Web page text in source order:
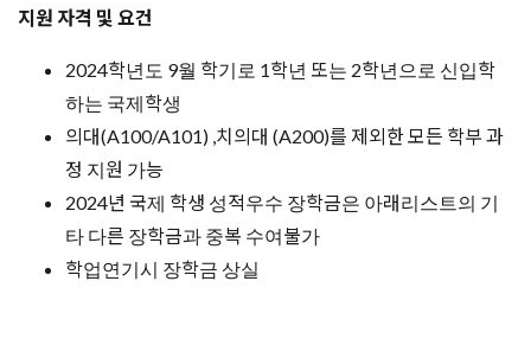
지원 자격 및 요건
2024학년도 9월 학기로 1학년 또는 2학년으로 신입학
하는 국제학생
의대(A100/A101) ,치의대 (A200)를 제외한 모든 학부 과
정 지원 가능
2024년 국제 학생 성적우수 장학금은 아래리스트의 기
타 다른 장학금과 중복 수여불가
학업연기시 장학금 상실